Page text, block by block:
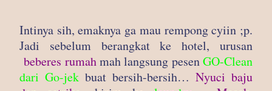
Intinya sih, emaknya ga mau rempong cyiin ;p.
Jadi sebelum berangkat ke hotel, urusan
beberes rumahmah langsung pesenGO-Clean
dari Go-jek buat bersih-bersih… Nyuci baju